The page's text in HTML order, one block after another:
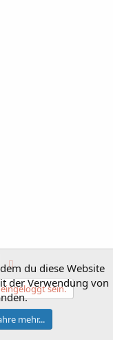
Letzte
sein.
du diese Website
der Verwendung von
mehr...